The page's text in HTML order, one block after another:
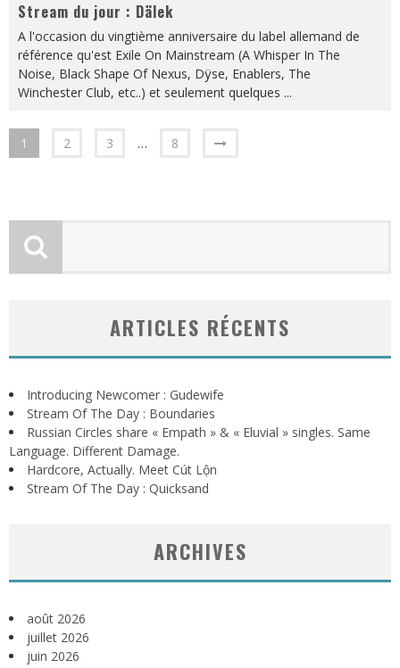
Stream du jour : Dälek
A l'occasion du vingtième anniversaire du label allemand de
référence qu'est Exile On Mainstream (A Whisper In The
Noise, Black Shape Of Nexus, Dÿse, Enablers, The
Winchester Club, etc..) et seulement quelques ...
1 2 3 … 8
ARTICLES RÉCENTS
Introducing Newcomer : Gudewife
Stream Of The Day : Boundaries
Russian Circles share « Empath » & « Eluvial » singles. Same
Language. Different Damage.
Hardcore, Actually. Meet Cút Lộn
Stream Of The Day : Quicksand
ARCHIVES
août 2026
juillet 2026
juin 2026